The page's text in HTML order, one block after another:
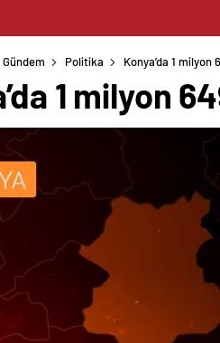
Gündem Politika Konya’da 1
1 milyon